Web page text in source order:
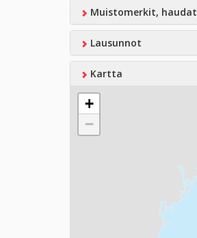
Muistomerkit, haudat
Lausunnot
Kartta
+
−